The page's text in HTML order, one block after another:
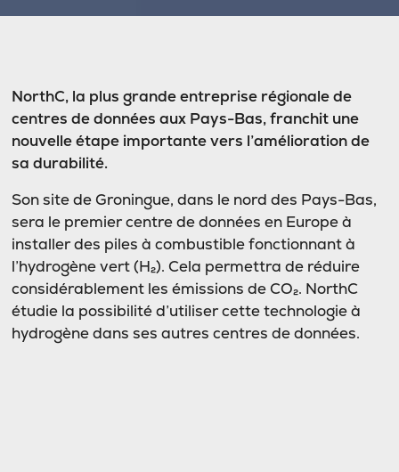
NorthC, la plus grande entreprise régionale de
centres de données aux Pays-Bas, franchit une
nouvelle étape importante vers l’amélioration de
sa durabilité.
Son site de Groningue, dans le nord des Pays-Bas,
sera le premier centre de données en Europe à
installer des piles à combustible fonctionnant à
l’hydrogène vert (H₂). Cela permettra de réduire
considérablement les émissions de CO₂. NorthC
étudie la possibilité d’utiliser cette technologie à
hydrogène dans ses autres centres de données.